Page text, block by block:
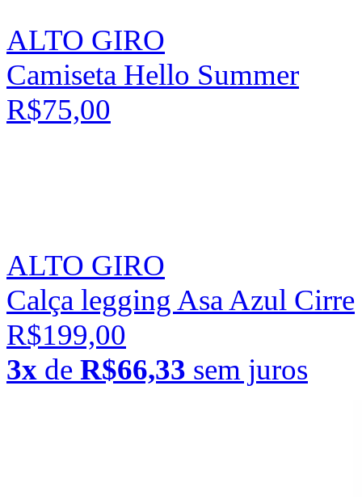
ALTO GIRO
Camiseta Hello Summer
R$75,00
ALTO GIRO
Calça legging Asa Azul Cirre
R$199,00
3x de R$66,33 sem juros